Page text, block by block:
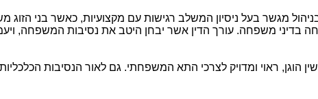
מגשר בעל ניסיון המשלב רגישות עם מקצועיות, כאשר בני הזוג
בדיני משפחה. עורך הדין אשר יבחן היטב את נסיבות המשפחה,
הוגן, ראוי ומדויק לצרכי התא המשפחתי. גם לאור הנסיבות